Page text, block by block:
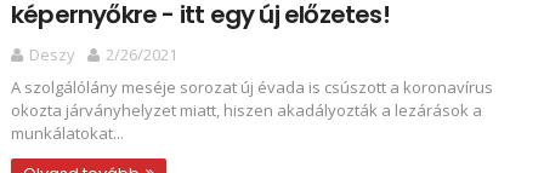
képernyőkre - itt egy új előzetes!
Deszy
2/26/2021
A szolgálólány meséje sorozat új évada is csúszott a koronavírus
okozta járványhelyzet miatt, hiszen akadályozták a lezárások a
munkálatokat...